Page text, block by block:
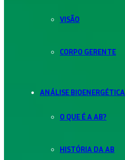
VISÃO
CORPO GERENTE
ANÁLISE BIOENERGÉTICA
O QUE É A AB?
HISTÓRIA DA AB